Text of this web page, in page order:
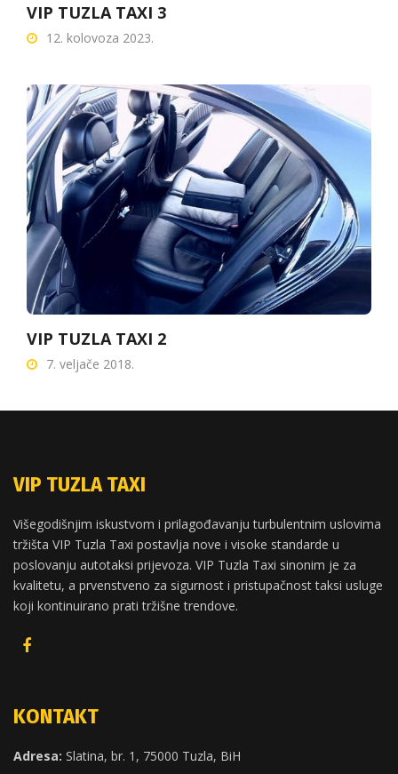
VIP TUZLA TAXI 3
12. kolovoza 2023.
VIP TUZLA TAXI 2
7. veljače 2018.
VIP TUZLA TAXI
Višegodišnjim iskustvom i prilagođavanju turbulentnim uslovima
tržišta VIP Tuzla Taxi postavlja nove i visoke standarde u
poslovanju autotaksi prijevoza. VIP Tuzla Taxi sinonim je za
kvalitetu, a prvenstveno za sigurnost i pristupačnost taksi usluge
koji kontinuirano prati tržišne trendove.
KONTAKT
Adresa: Slatina, br. 1, 75000 Tuzla, BiH